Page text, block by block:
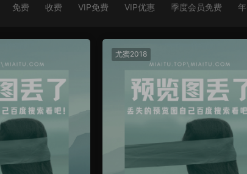
免费 收费 VIP免费 VIP优惠 季度会员免费
尤蜜2018